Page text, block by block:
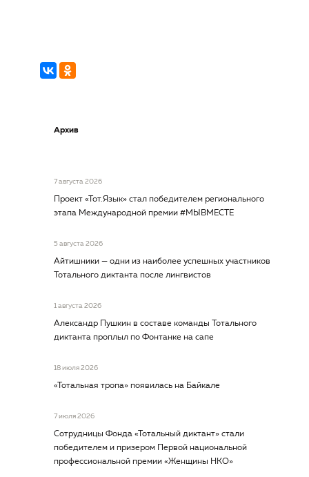
Архив
7 августа 2026
Проект «Тот.Язык» стал победителем регионального
этапа Международной премии #МЫВМЕСТЕ
5 августа 2026
Айтишники — одни из наиболее успешных участников
Тотального диктанта после лингвистов
1 августа 2026
Александр Пушкин в составе команды Тотального
диктанта проплыл по Фонтанке на сапе
18 июля 2026
«Тотальная тропа» появилась на Байкале
7 июля 2026
Сотрудницы Фонда «Тотальный диктант» стали
победителем и призером Первой национальной
профессиональной премии «Женщины НКО»